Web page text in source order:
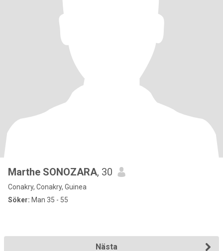
Marthe SONOZARA, 30
Conakry, Conakry, Guinea
Söker: Man 35 - 55
Nästa